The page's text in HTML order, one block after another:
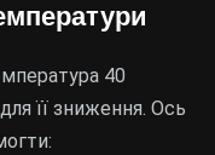
40
її зниження. Ось